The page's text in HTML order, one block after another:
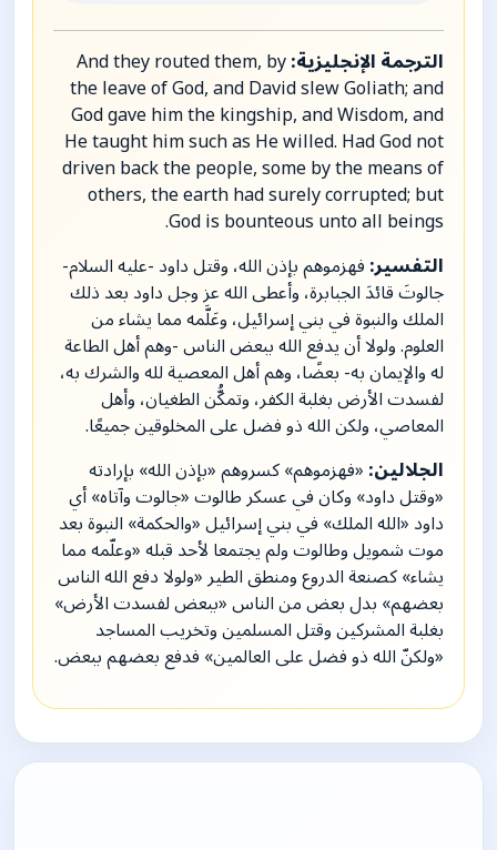
الترجمة الإنجليزية:And they routed them, by
the leave of God, and David slew Goliath; and
God gave him the kingship, and Wisdom, and
He taught him such as He willed. Had God not
driven back the people, some by the means of
others, the earth had surely corrupted; but
God is bounteous unto all beings.
التفسير:فهزموهم بإذن الله، وقتل داود -عليه السلام-
جالوتَ قائدَ الجبابرة، وأعطى الله عز وجل داود بعد ذلك
الملك والنبوة في بني إسرائيل، وعَلَّمه مما يشاء من
العلوم. ولولا أن يدفع الله ببعض الناس -وهم أهل الطاعة
له والإيمان به- بعضًا، وهم أهل المعصية لله والشرك به،
لفسدت الأرض بغلبة الكفر، وتمكُّن الطغيان، وأهل
المعاصي، ولكن الله ذو فضل على المخلوقين جميعًا.
الجلالين:«فهزموهم» كسروهم «بإذن الله» بإرادته
«وقتل داود» وكان في عسكر طالوت «جالوت وآتاه» أي
داود «الله الملك» في بني إسرائيل «والحكمة» النبوة بعد
موت شمويل وطالوت ولم يجتمعا لأحد قبله «وعلّمه مما
يشاء» كصنعة الدروع ومنطق الطير «ولولا دفع الله الناس
بعضهم» بدل بعض من الناس «ببعض لفسدت الأرض»
بغلبة المشركين وقتل المسلمين وتخريب المساجد
«ولكنّ الله ذو فضل على العالمين» فدفع بعضهم ببعض.